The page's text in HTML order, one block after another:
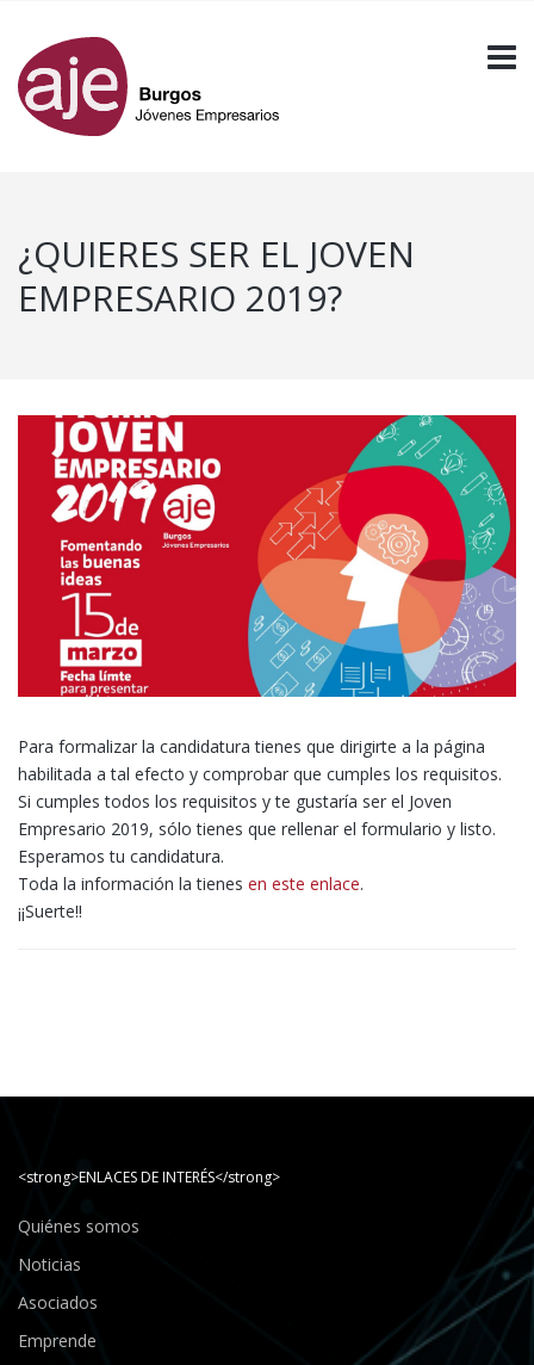
¿QUIERES SER EL JOVEN
EMPRESARIO 2019?
Para formalizar la candidatura tienes que dirigirte a la página
habilitada a tal efecto y comprobar que cumples los requisitos.
Si cumples todos los requisitos y te gustaría ser el Joven
Empresario 2019, sólo tienes que rellenar el formulario y listo.
Esperamos tu candidatura.
Toda la información la tienes en este enlace.
¡¡Suerte!!
<strong>ENLACES DE INTERÉS</strong>
Quiénes somos
Noticias
Asociados
Emprende